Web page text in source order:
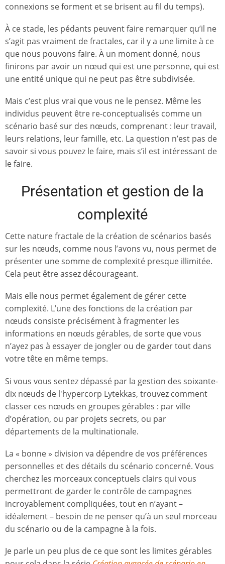
connexions se forment et se brisent au fil du temps).
À ce stade, les pédants peuvent faire remarquer qu’il ne
s’agit pas vraiment de fractales, car il y a une limite à ce
que nous pouvons faire. À un moment donné, nous
finirons par avoir un nœud qui est une personne, qui est
une entité unique qui ne peut pas être subdivisée.
Mais c’est plus vrai que vous ne le pensez. Même les
individus peuvent être re-conceptualisés comme un
scénario basé sur des nœuds, comprenant : leur travail,
leurs relations, leur famille, etc. La question n’est pas de
savoir si vous pouvez le faire, mais s’il est intéressant de
le faire.
Présentation et gestion de la
complexité
Cette nature fractale de la création de scénarios basés
sur les nœuds, comme nous l’avons vu, nous permet de
présenter une somme de complexité presque illimitée.
Cela peut être assez décourageant.
Mais elle nous permet également de gérer cette
complexité. L’une des fonctions de la création par
nœuds consiste précisément à fragmenter les
informations en nœuds gérables, de sorte que vous
n’ayez pas à essayer de jongler ou de garder tout dans
votre tête en même temps.
Si vous vous sentez dépassé par la gestion des soixante-
dix nœuds de l'hypercorp Lytekkas, trouvez comment
classer ces nœuds en groupes gérables : par ville
d’opération, ou par projets secrets, ou par
départements de la multinationale.
La « bonne » division va dépendre de vos préférences
personnelles et des détails du scénario concerné. Vous
cherchez les morceaux conceptuels clairs qui vous
permettront de garder le contrôle de campagnes
incroyablement compliquées, tout en n’ayant –
idéalement – besoin de ne penser qu’à un seul morceau
du scénario ou de la campagne à la fois.
Je parle un peu plus de ce que sont les limites gérables